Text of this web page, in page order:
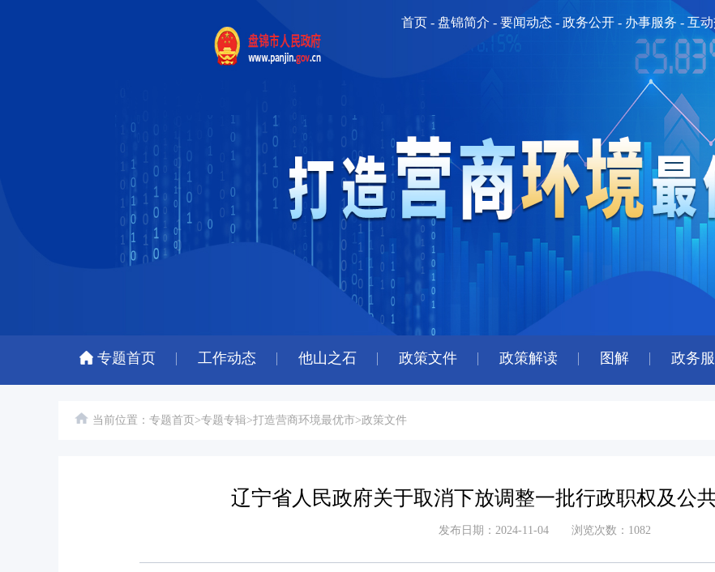
首页 - 盘锦简介 - 要闻动态 - 政务公开 - 办事服务 - 互
专题首页 工作动态 他山之石 政策文件 政策解读 图解 政务
当前位置： 专题首页 >专题专辑>打造营商环境最优市>政策文件
辽宁省人民政府关于取消下放调整一批行政职权及公
发布日期：2024-11-04 浏览次数：1082